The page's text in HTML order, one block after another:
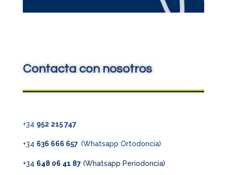
Contacta con nosotros
+34 952 215 747
+34 636 666 657 (Whatsapp Ortodoncia)
+34 648 06 41 87(Whatsapp Periodoncia)